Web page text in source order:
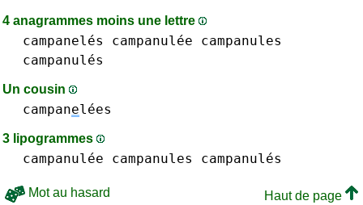
4 anagrammes moins une lettre
campanelés campanulée
campanules
campanulés
Un cousin
campanelées
3 lipogrammes
campanulée campanules campanulés
Mot au hasard
Haut de page